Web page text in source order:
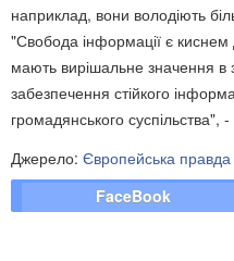
наприклад, вони володіють
"Свобода інформації є киснем
мають вирішальне значення в
забезпечення стійкого
громадянського суспільства",
Джерело: Європейська правда
FaceBook